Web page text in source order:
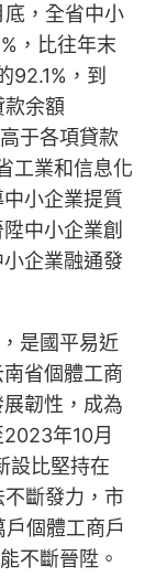
，全省中小
，比往年末
92.1%，到
余額
于各項貸款
工業和信息化
小企業提質
中小企業創
企業融通發
是國平易近
省個體工商
韌性，成為
年10月
設比堅持在
斷發力，市
個體工商戶
不斷晉陞。